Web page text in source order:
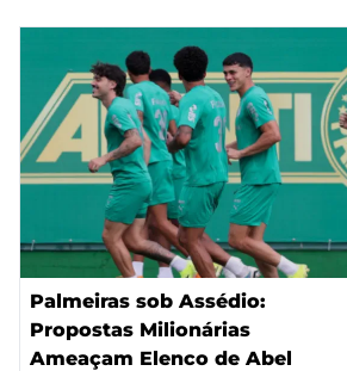
Palmeiras sob Assédio:
Propostas Milionárias
Ameaçam Elenco de Abel